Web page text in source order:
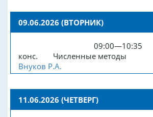
09.06.2026 (ВТОРНИК)
09:00—10:35
конс.
Численные методы
Внуков Р.А.
11.06.2026 (ЧЕТВЕРГ)